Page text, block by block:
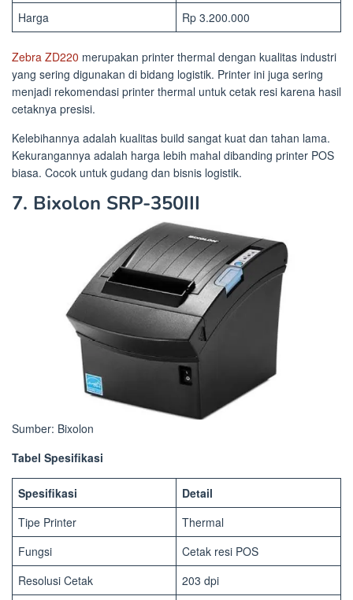
Harga Rp 3.200.000
Zebra ZD220 merupakan printer thermal dengan kualitas industri
yang sering digunakan di bidang logistik. Printer ini juga sering
menjadi rekomendasi printer thermal untuk cetak resi karena hasil
cetaknya presisi.
Kelebihannya adalah kualitas build sangat kuat dan tahan lama.
Kekurangannya adalah harga lebih mahal dibanding printer POS
biasa. Cocok untuk gudang dan bisnis logistik.
7. Bixolon SRP-350III
Sumber: Bixolon
Tabel Spesifikasi
Spesifikasi
Detail
Tipe Printer
Thermal
Fungsi
Cetak resi POS
Resolusi Cetak
203 dpi